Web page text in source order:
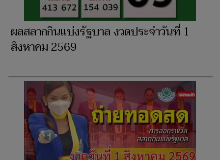
ผลสลากกินแบ่งรัฐบาล งวดประจำวันที่ 1
สิงหาคม 2569